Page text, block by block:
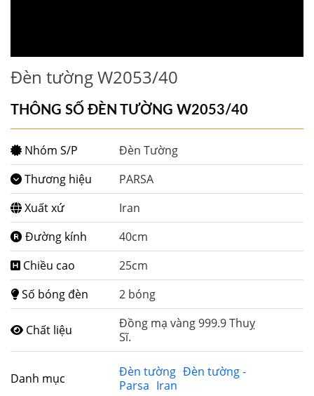
Đèn tường W2053/40
THÔNG SỐ ĐÈN TƯỜNG W2053/40
Nhóm S/P
Đèn Tường
Thương hiệu
PARSA
Xuất xứ
Iran
Đường kính
40cm
Chiều cao
25cm
Số bóng đèn
2 bóng
Chất liệu
Đồng mạ vàng 999.9 Thuỵ
Sĩ.
Danh mục Đèn tường Đèn tường -
Parsa Iran